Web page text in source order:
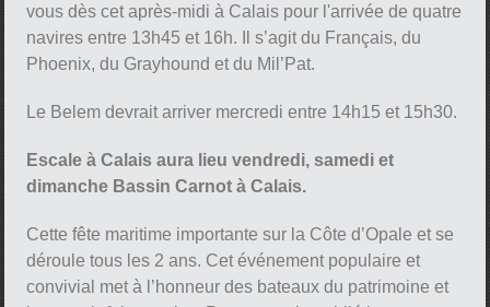
vous dès cet après-midi à Calais pour l'arrivée de quatre
navires entre 13h45 et 16h. Il s’agit du Français, du
Phoenix, du Grayhound et du Mil’Pat.
Le Belem devrait arriver mercredi entre 14h15 et 15h30.
Escale à Calais aura lieu vendredi, samedi et
dimanche Bassin Carnot à Calais.
Cette fête maritime importante sur la Côte d’Opale et se
déroule tous les 2 ans. Cet événement populaire et
convivial met à l’honneur des bateaux du patrimoine et